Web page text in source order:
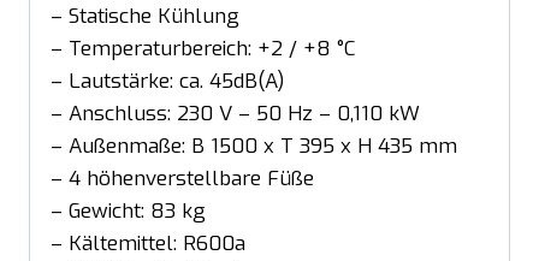
– Statische Kühlung
– Temperaturbereich: +2 / +8 °C
– Lautstärke: ca. 45dB(A)
– Anschluss: 230 V – 50 Hz – 0,110 kW
– Außenmaße: B 1500 x T 395 x H 435 mm
– 4 höhenverstellbare Füße
– Gewicht: 83 kg
– Kältemittel: R600a